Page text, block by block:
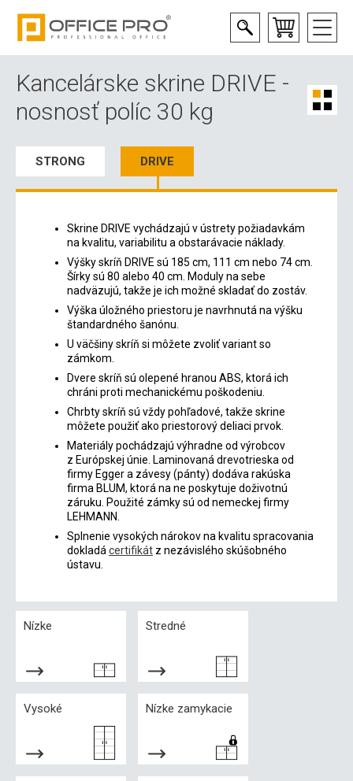
Kancelárske skrine DRIVE -
nosnosť políc 30 kg
STRONG DRIVE
Skrine DRIVE vychádzajú v ústrety požiadavkám
na kvalitu, variabilitu a obstarávacie náklady.
Výšky skríň DRIVE sú 185 cm, 111 cm nebo 74 cm.
Šírky sú 80 alebo 40 cm. Moduly na sebe
nadväzujú, takže je ich možné skladať do zostáv.
Výška úložného priestoru je navrhnutá na výšku
štandardného šanónu.
U väčšiny skríň si môžete zvoliť variant so
zámkom.
Dvere skríň sú olepené hranou ABS, ktorá ich
chráni proti mechanickému poškodeniu.
Chrbty skríň sú vždy pohľadové, takže skrine
môžete použiť ako priestorový deliaci prvok.
Materiály pochádzajú výhradne od výrobcov
z Európskej únie. Laminovaná drevotrieska od
firmy Egger a závesy (pánty) dodáva rakúska
firma BLUM, ktorá na ne poskytuje doživotnú
záruku. Použité zámky sú od nemeckej firmy
LEHMANN.
Splnenie vysokých nárokov na kvalitu spracovania
dokladá certifikát z nezávislého skúšobného
ústavu.
Nízke Stredné
Vysoké Nízke zamykacie